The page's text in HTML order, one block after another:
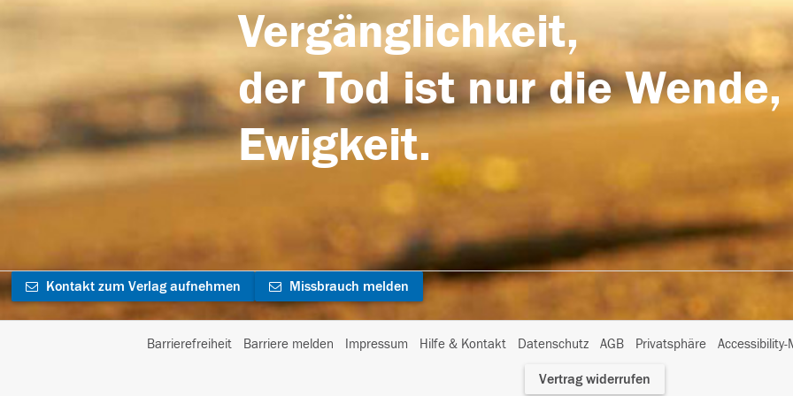
Vergänglichkeit,
der Tod ist nur die
Ewigkeit.
Kontakt zum Verlag aufnehmen Missbrauch melden
Barrierefreiheit Barriere melden Impressum Hilfe & Kontakt Datenschutz AGB Privatsphäre
I
Vertrag widerrufen